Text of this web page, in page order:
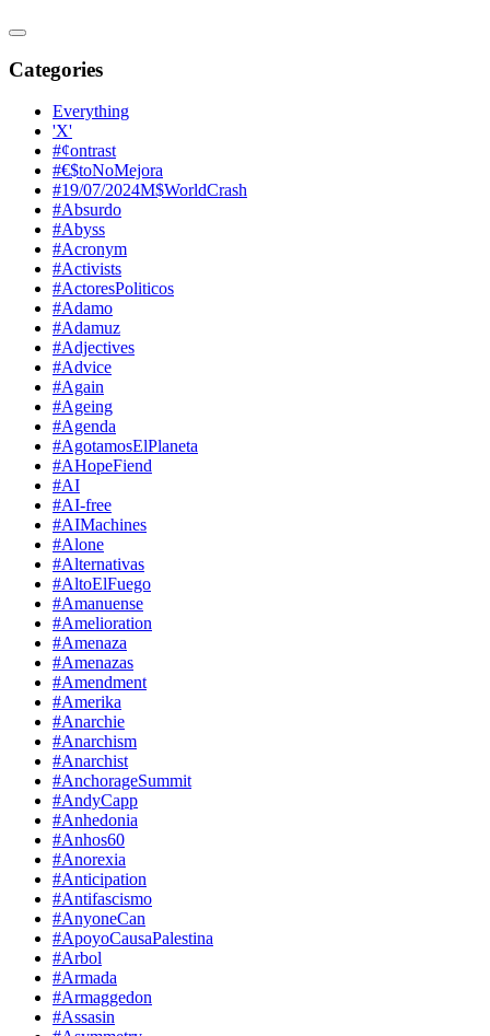
Categories
Everything
'X'
#¢ontrast
#€$toNoMejora
#19/07/2024M$WorldCrash
#Absurdo
#Abyss
#Acronym
#Activists
#ActoresPoliticos
#Adamo
#Adamuz
#Adjectives
#Advice
#Again
#Ageing
#Agenda
#AgotamosElPlaneta
#AHopeFiend
#AI
#AI-free
#AIMachines
#Alone
#Alternativas
#AltoElFuego
#Amanuense
#Amelioration
#Amenaza
#Amenazas
#Amendment
#Amerika
#Anarchie
#Anarchism
#Anarchist
#AnchorageSummit
#AndyCapp
#Anhedonia
#Anhos60
#Anorexia
#Anticipation
#Antifascismo
#AnyoneCan
#ApoyoCausaPalestina
#Arbol
#Armada
#Armaggedon
#Assasin